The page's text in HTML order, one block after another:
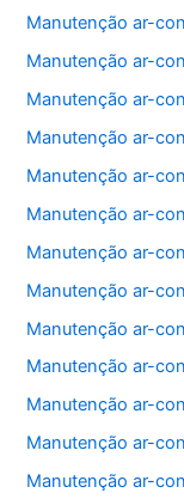
Manutenção ar-
Manutenção ar-
Manutenção ar-
Manutenção ar-
Manutenção ar-
Manutenção ar-
Manutenção ar-
Manutenção ar-
Manutenção ar-
Manutenção ar-
Manutenção ar-
Manutenção ar-
Manutenção ar-